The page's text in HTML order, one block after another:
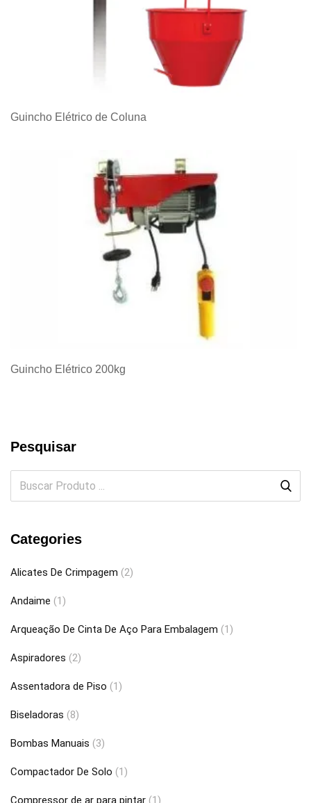
Guincho Elétrico de Coluna
Guincho Elétrico 200kg
Pesquisar
Categories
Alicates De Crimpagem (2)
Andaime (1)
Arqueação De Cinta De Aço Para Embalagem (1)
Aspiradores (2)
Assentadora de Piso (1)
Biseladoras (8)
Bombas Manuais (3)
Compactador De Solo (1)
Compressor de ar para pintar (1)